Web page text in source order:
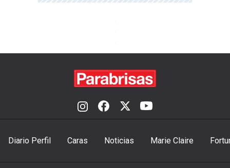
Diario Perfil Caras Noticias Marie Claire